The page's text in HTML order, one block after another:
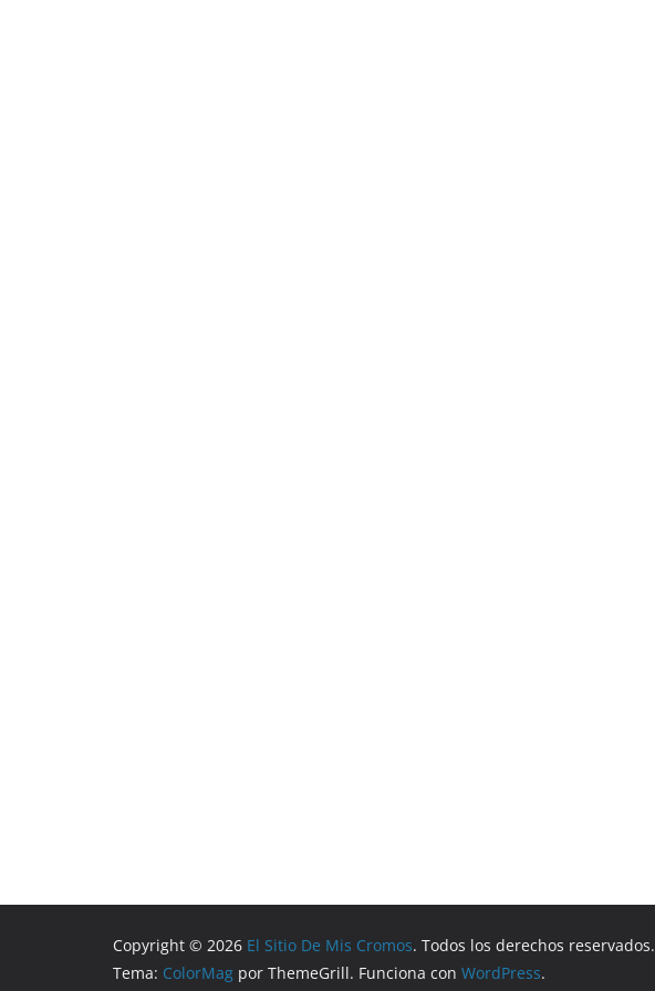
Copyright © 2026 El Sitio De Mis Cromos. Todos los derechos reservados.
Tema: ColorMag por ThemeGrill. Funciona con WordPress.